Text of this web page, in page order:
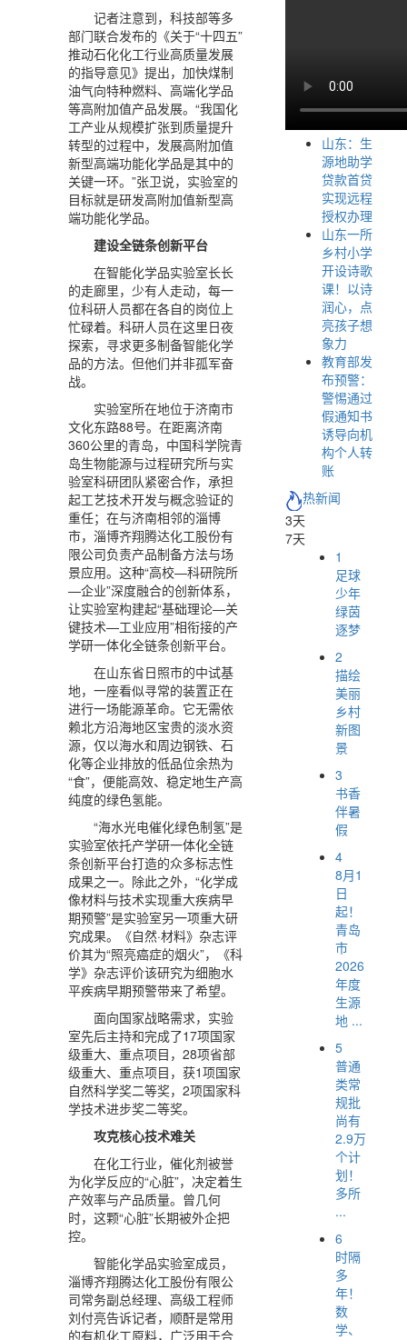
记者注意到，科技部等多
部门联合发布的《关于“十四五”
推动石化化工行业高质量发展
的指导意见》提出，加快煤制
油气向特种燃料、高端化学品
等高附加值产品发展。“我国化
工产业从规模扩张到质量提升
转型的过程中，发展高附加值
新型高端功能化学品是其中的
关键一环。”张卫说，实验室的
目标就是研发高附加值新型高
端功能化学品。
建设全链条创新平台
在智能化学品实验室长长
的走廊里，少有人走动，每一
位科研人员都在各自的岗位上
忙碌着。科研人员在这里日夜
探索，寻求更多制备智能化学
品的方法。但他们并非孤军奋
战。
实验室所在地位于济南市
文化东路88号。在距离济南
360公里的青岛，中国科学院青
岛生物能源与过程研究所与实
验室科研团队紧密合作，承担
起工艺技术开发与概念验证的
重任；在与济南相邻的淄博
市，淄博齐翔腾达化工股份有
限公司负责产品制备方法与场
景应用。这种“高校—科研院所
—企业”深度融合的创新体系，
让实验室构建起“基础理论—关
键技术—工业应用”相衔接的产
学研一体化全链条创新平台。
在山东省日照市的中试基
地，一座看似寻常的装置正在
进行一场能源革命。它无需依
赖北方沿海地区宝贵的淡水资
源，仅以海水和周边钢铁、石
化等企业排放的低品位余热为
“食”，便能高效、稳定地生产高
纯度的绿色氢能。
“海水光电催化绿色制氢”是
实验室依托产学研一体化全链
条创新平台打造的众多标志性
成果之一。除此之外，“化学成
像材料与技术实现重大疾病早
期预警”是实验室另一项重大研
究成果。《自然·材料》杂志评
价其为“照亮癌症的烟火”，《科
学》杂志评价该研究为细胞水
平疾病早期预警带来了希望。
面向国家战略需求，实验
室先后主持和完成了17项国家
级重大、重点项目，28项省部
级重大、重点项目，获1项国家
自然科学奖二等奖，2项国家科
学技术进步奖二等奖。
攻克核心技术难关
在化工行业，催化剂被誉
为化学反应的“心脏”，决定着生
产效率与产品质量。曾几何
时，这颗“心脏”长期被外企把
控。
智能化学品实验室成员，
淄博齐翔腾达化工股份有限公
司常务副总经理、高级工程师
刘付亮告诉记者，顺酐是常用
的有机化工原料，广泛用于合
山东：生
源地助学
贷款首贷
实现远程
授权办理
山东一所
乡村小学
开设诗歌
课！以诗
润心，点
亮孩子想
象力
教育部发
布预警：
警惕通过
假通知书
诱导向机
构个人转
账
热新闻
3天
7天
1
足球
少年
绿茵
逐梦
2
描绘
美丽
乡村
新图
景
3
书香
伴暑
假
4
8月1
日
起！
青岛
市
2026
年度
生源
地 ...
5
普通
类常
规批
尚有
2.9万
个计
划！
多所
...
6
时隔
多
年！
数
学、